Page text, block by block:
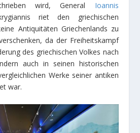
wird, General Ioannis
riet den griechischen
Antiquitäten Griechenlands zu
da der Freiheitskampf
des griechischen Volkes nach
auch in seinen historischen
Werke seiner antiken
war.